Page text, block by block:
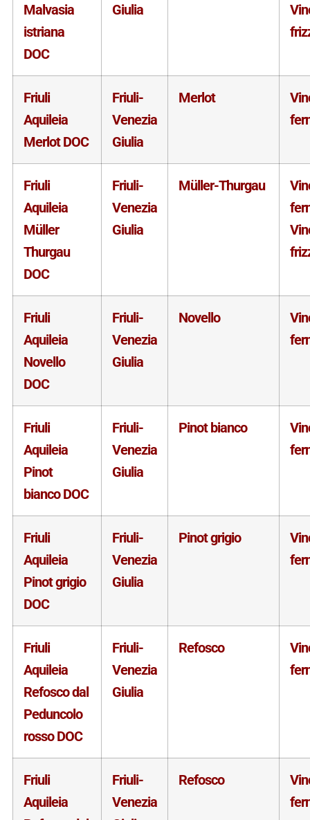
Malvasia
istriana
DOC
Giulia
Friuli
Aquileia
Merlot DOC
Friuli-
Venezia
Giulia
Merlot
Friuli
Aquileia
Müller
Thurgau
DOC
Friuli-
Venezia
Giulia
Müller-Thurgau
Friuli
Aquileia
Novello
DOC
Friuli-
Venezia
Giulia
Novello
Friuli
Aquileia
Pinot
bianco DOC
Friuli-
Venezia
Giulia
Pinot bianco
Friuli
Aquileia
Pinot grigio
DOC
Friuli-
Venezia
Giulia
Pinot grigio
Friuli
Aquileia
Refosco dal
Peduncolo
rosso DOC
Friuli-
Venezia
Giulia
Refosco
Friuli
Aquileia
Friuli-
Venezia
Refosco